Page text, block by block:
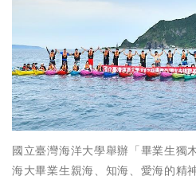
國立臺灣海洋大學舉辦「畢業生獨
海大畢業生親海、知海、愛海的精